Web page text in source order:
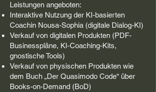
Leistungen angeboten:
Interaktive Nutzung der KI-basierten
Coachin Nousa-Sophia (digitale Dialog-KI)
Verkauf von digitalen Produkten (PDF-
Businesspläne, KI-Coaching-Kits,
gnostische Tools)
Verkauf von physischen Produkten wie
dem Buch „Der Quasimodo Code“ über
Books-on-Demand (BoD)